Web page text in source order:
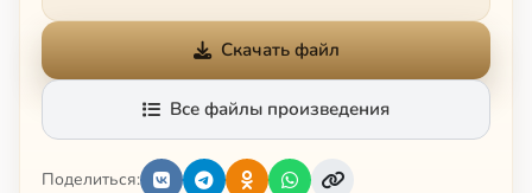
Скачать файл
Все файлы произведения
Поделиться: